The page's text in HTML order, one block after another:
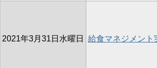
2021年3月31日水曜日 給食マネジメント